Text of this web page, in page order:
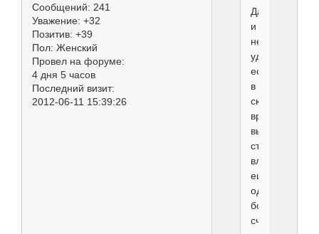
Сообщений: 241
Уважение: +32
Позитив: +39
Пол: Женский
Провел на форуме:
4 дня 5 часов
Последний визит:
2012-06-11 15:39:26
Даже
и
не
удивлюсь,
если
в
скором
времени
вы
станете
владельцем
еще
одного
бородатого
счастья!